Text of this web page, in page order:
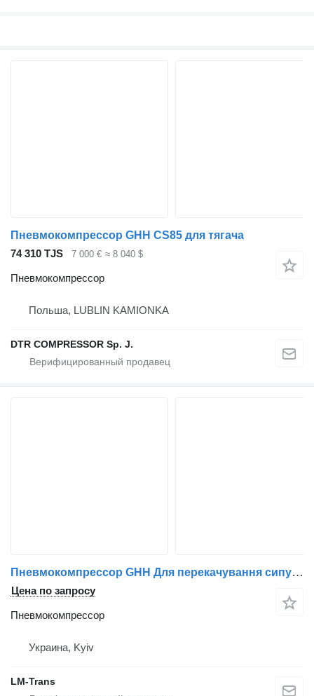
Пневмокомпрессор GHH CS85 для тягача
74 310 TJS
7 000 € ≈ 8 040 $
Пневмокомпрессор
Польша, LUBLIN KAMIONKA
DTR COMPRESSOR Sp. J.
Пневмокомпрессор GHH Для перекачування сипучих матеріалів для тягача Drum
Цена по запросу
Пневмокомпрессор
Украина, Kyiv
LM-Trans